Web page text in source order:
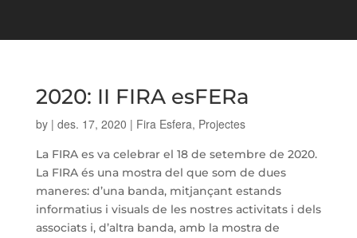
2020: II FIRA esFERa
by | des. 17, 2020 | Fira Esfera, Projectes
La FIRA es va celebrar el 18 de setembre de 2020.
La FIRA és una mostra del que som de dues
maneres: d’una banda, mitjançant estands
informatius i visuals de les nostres activitats i dels
associats i, d’altra banda, amb la mostra de